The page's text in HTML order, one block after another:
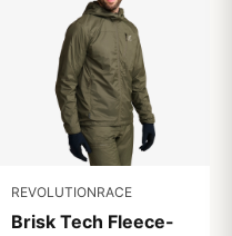
REVOLUTIONRACE
Brisk Tech Fleece-